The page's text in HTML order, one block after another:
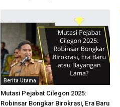
Berita Utama
Mutasi Pejabat Cilegon 2025:
Robinsar Bongkar Birokrasi, Era Baru